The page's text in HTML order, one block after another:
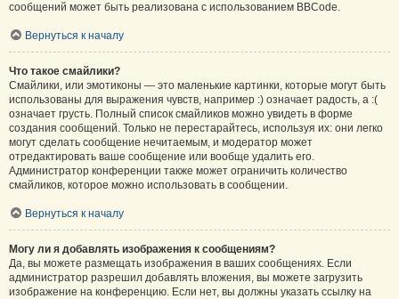
сообщений может быть реализована с использованием BBCode.
Вернуться к началу
Что такое смайлики?
Смайлики, или эмотиконы — это маленькие картинки, которые могут быть
использованы для выражения чувств, например :) означает радость, а :(
означает грусть. Полный список смайликов можно увидеть в форме
создания сообщений. Только не перестарайтесь, используя их: они легко
могут сделать сообщение нечитаемым, и модератор может
отредактировать ваше сообщение или вообще удалить его.
Администратор конференции также может ограничить количество
смайликов, которое можно использовать в сообщении.
Вернуться к началу
Могу ли я добавлять изображения к сообщениям?
Да, вы можете размещать изображения в ваших сообщениях. Если
администратор разрешил добавлять вложения, вы можете загрузить
изображение на конференцию. Если нет, вы должны указать ссылку на